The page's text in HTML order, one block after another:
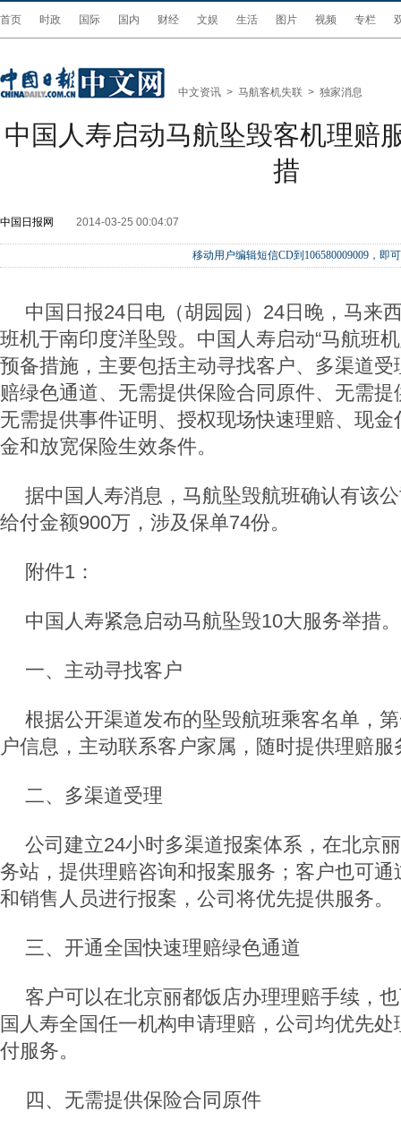
首页 时政 国际 国内 财经 文娱 生活 图片 视频 专栏
中文资讯 > 马航客机失联 > 独家消息
中国人寿启动马航坠毁客机理赔
措
中国日报网 2014-03-25 00:04:07
移动用户编辑短信CD到106580009009，即
中国日报24日电（胡园园）24日晚，马来
班机于南印度洋坠毁。中国人寿启动“马航班
预备措施，主要包括主动寻找客户、多渠道
赔绿色通道、无需提供保险合同原件、无需
无需提供事件证明、授权现场快速理赔、现
金和放宽保险生效条件。
据中国人寿消息，马航坠毁航班确认有该
给付金额900万，涉及保单74份。
附件1：
中国人寿紧急启动马航坠毁10大服务举措。
一、主动寻找客户
根据公开渠道发布的坠毁航班乘客名单，
户信息，主动联系客户家属，随时提供理赔服
二、多渠道受理
公司建立24小时多渠道报案体系，在北京
务站，提供理赔咨询和报案服务；客户也可
和销售人员进行报案，公司将优先提供服务。
三、开通全国快速理赔绿色通道
客户可以在北京丽都饭店办理理赔手续，
国人寿全国任一机构申请理赔，公司均优先
付服务。
四、无需提供保险合同原件